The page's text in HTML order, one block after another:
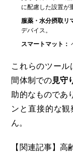
に配慮した設置が
服薬・水分摂取リ
デバイス。
スマートマット：
これらのツー
間体制での見守
助的なものであ
ンと直接的な
ん。
【関連記事】